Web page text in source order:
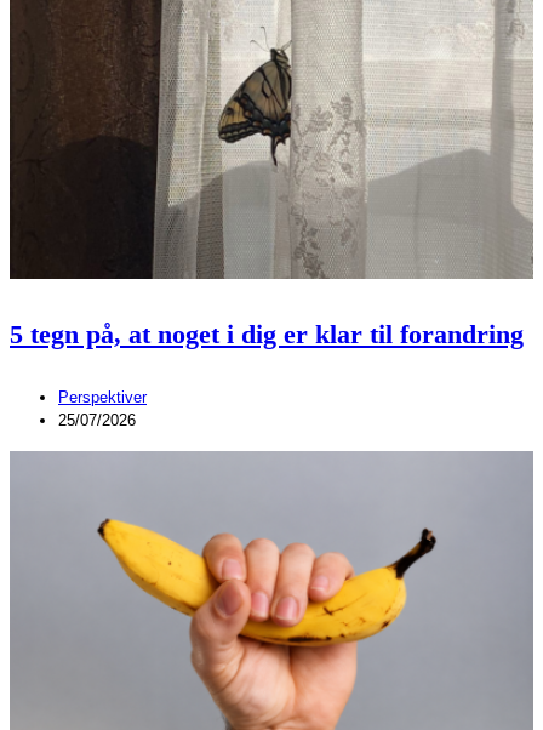
5 tegn på, at noget i dig er klar til forandring
Perspektiver
25/07/2026